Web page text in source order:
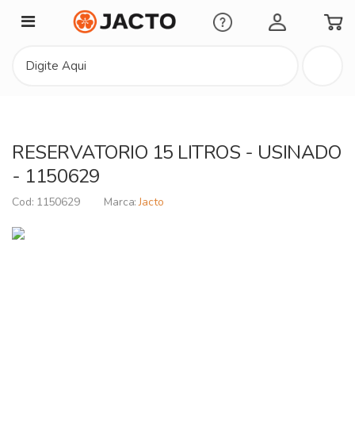
Minha Conta
RESERVATORIO 15 LITROS - USINADO
- 1150629
1150629 Jacto